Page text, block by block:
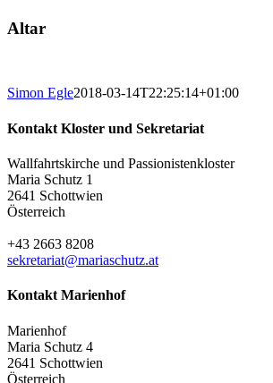
Altar
Simon Egle2018-03-14T22:25:14+01:00
Kontakt Kloster und Sekretariat
Wallfahrtskirche und Passionistenkloster
Maria Schutz 1
2641 Schottwien
Österreich
+43 2663 8208
sekretariat@mariaschutz.at
Kontakt Marienhof
Marienhof
Maria Schutz 4
2641 Schottwien
Österreich